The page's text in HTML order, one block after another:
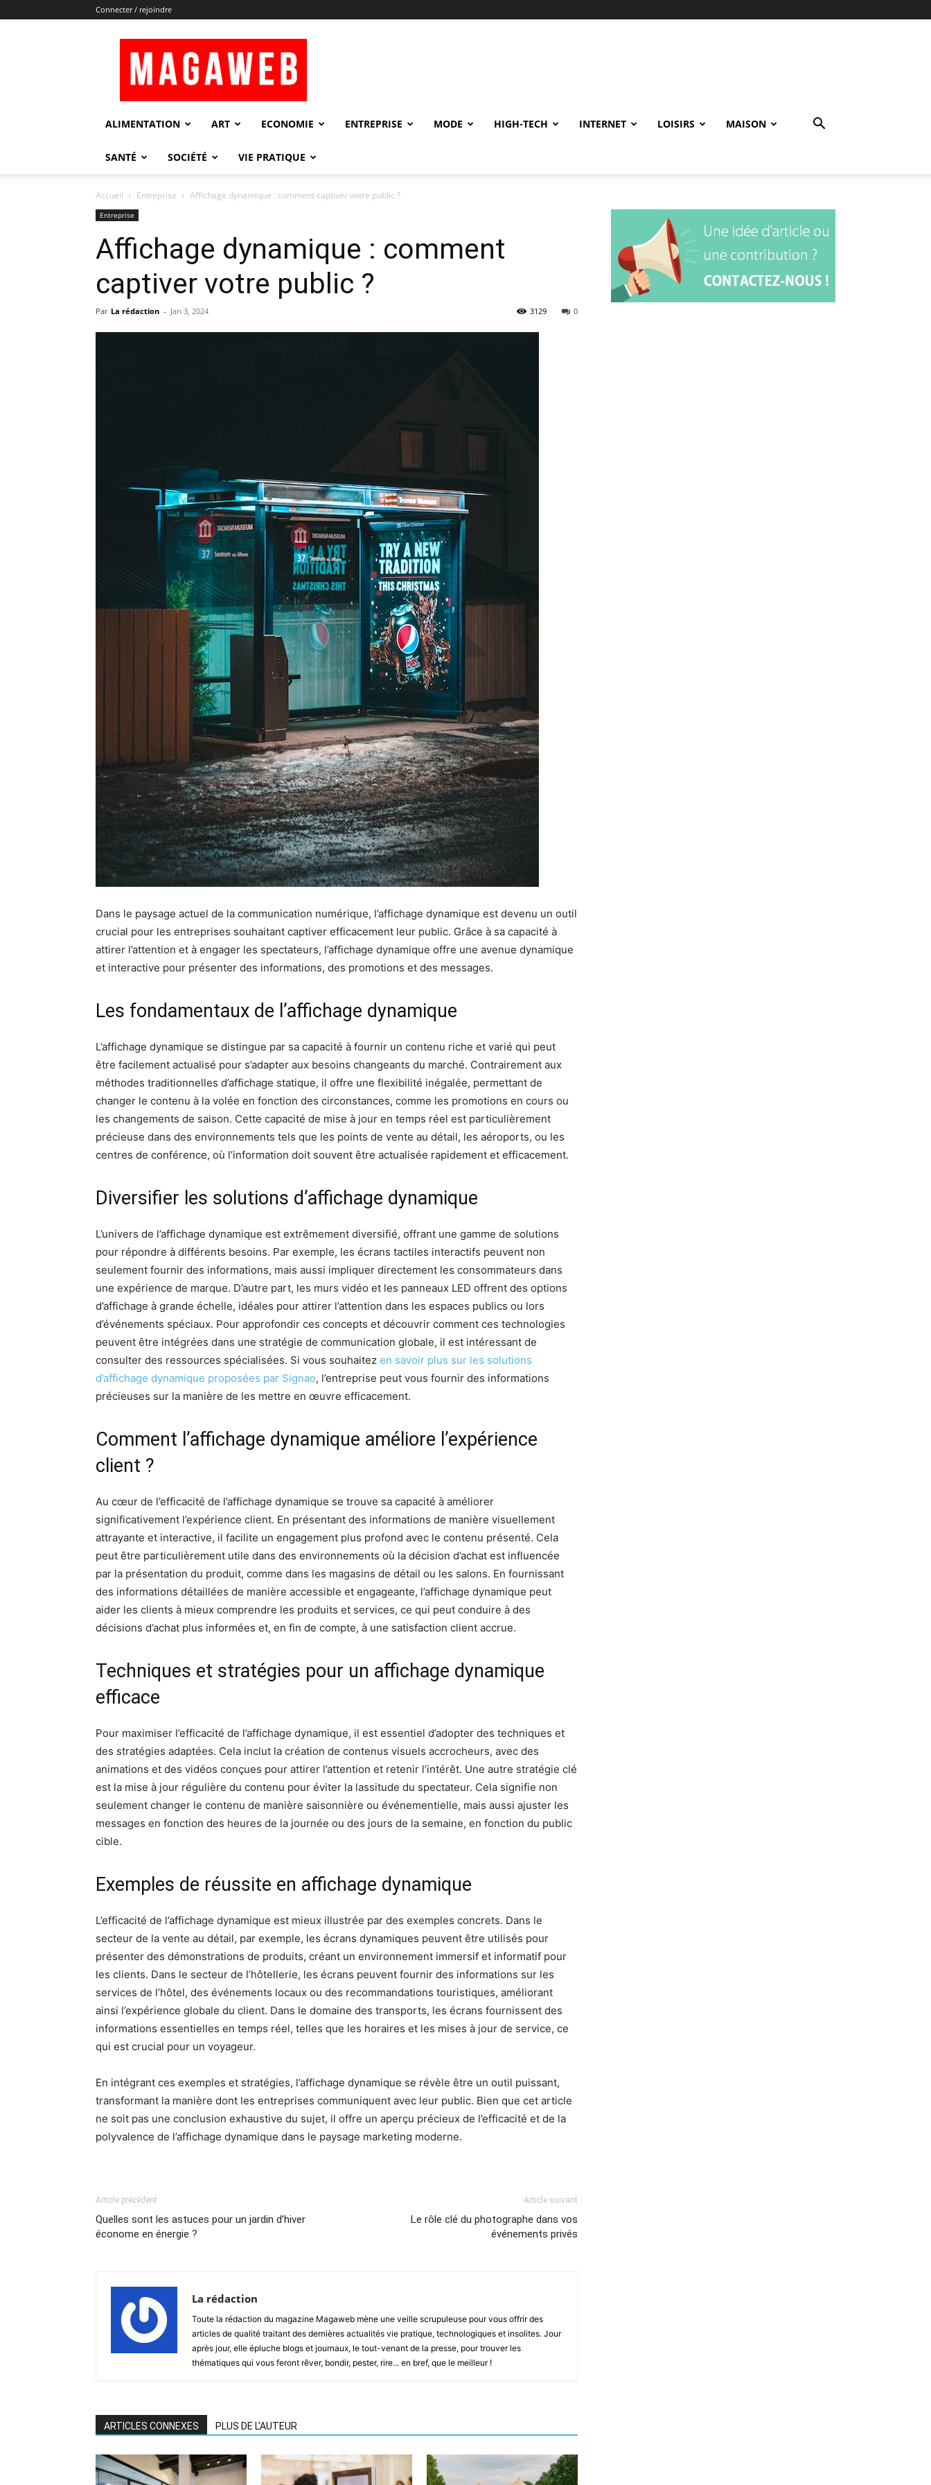
Connecter / rejoindre
ALIMENTATION ART ECONOMIE ENTREPRISE MODE HIGH-TECH INTERNET LOISIRS MAISON
SANTÉ SOCIÉTÉ VIE PRATIQUE
Accueil Entreprise Affichage dynamique : comment captiver votre public ?
Entreprise
Affichage dynamique : comment
captiver votre public ?
Par La rédaction - Jan 3, 2024 0
3129
Dans le paysage actuel de la communication numérique, l’affichage dynamique est devenu un outil
crucial pour les entreprises souhaitant captiver efficacement leur public. Grâce à sa capacité à
attirer l’attention et à engager les spectateurs, l’affichage dynamique offre une avenue dynamique
et interactive pour présenter des informations, des promotions et des messages.
Les fondamentaux de l’affichage dynamique
L’affichage dynamique se distingue par sa capacité à fournir un contenu riche et varié qui peut
être facilement actualisé pour s’adapter aux besoins changeants du marché. Contrairement aux
méthodes traditionnelles d’affichage statique, il offre une flexibilité inégalée, permettant de
changer le contenu à la volée en fonction des circonstances, comme les promotions en cours ou
les changements de saison. Cette capacité de mise à jour en temps réel est particulièrement
précieuse dans des environnements tels que les points de vente au détail, les aéroports, ou les
centres de conférence, où l’information doit souvent être actualisée rapidement et efficacement.
Diversifier les solutions d’affichage dynamique
L’univers de l’affichage dynamique est extrêmement diversifié, offrant une gamme de solutions
pour répondre à différents besoins. Par exemple, les écrans tactiles interactifs peuvent non
seulement fournir des informations, mais aussi impliquer directement les consommateurs dans
une expérience de marque. D’autre part, les murs vidéo et les panneaux LED offrent des options
d’affichage à grande échelle, idéales pour attirer l’attention dans les espaces publics ou lors
d’événements spéciaux. Pour approfondir ces concepts et découvrir comment ces technologies
peuvent être intégrées dans une stratégie de communication globale, il est intéressant de
consulter des ressources spécialisées. Si vous souhaitez en savoir plus sur les solutions
d’affichage dynamique proposées par Signao, l’entreprise peut vous fournir des informations
précieuses sur la manière de les mettre en œuvre efficacement.
Comment l’affichage dynamique améliore l’expérience
client ?
Au cœur de l’efficacité de l’affichage dynamique se trouve sa capacité à améliorer
significativement l’expérience client. En présentant des informations de manière visuellement
attrayante et interactive, il facilite un engagement plus profond avec le contenu présenté. Cela
peut être particulièrement utile dans des environnements où la décision d’achat est influencée
par la présentation du produit, comme dans les magasins de détail ou les salons. En fournissant
des informations détaillées de manière accessible et engageante, l’affichage dynamique peut
aider les clients à mieux comprendre les produits et services, ce qui peut conduire à des
décisions d’achat plus informées et, en fin de compte, à une satisfaction client accrue.
Techniques et stratégies pour un affichage dynamique
efficace
Pour maximiser l’efficacité de l’affichage dynamique, il est essentiel d’adopter des techniques et
des stratégies adaptées. Cela inclut la création de contenus visuels accrocheurs, avec des
animations et des vidéos conçues pour attirer l’attention et retenir l’intérêt. Une autre stratégie clé
est la mise à jour régulière du contenu pour éviter la lassitude du spectateur. Cela signifie non
seulement changer le contenu de manière saisonnière ou événementielle, mais aussi ajuster les
messages en fonction des heures de la journée ou des jours de la semaine, en fonction du public
cible.
Exemples de réussite en affichage dynamique
L’efficacité de l’affichage dynamique est mieux illustrée par des exemples concrets. Dans le
secteur de la vente au détail, par exemple, les écrans dynamiques peuvent être utilisés pour
présenter des démonstrations de produits, créant un environnement immersif et informatif pour
les clients. Dans le secteur de l’hôtellerie, les écrans peuvent fournir des informations sur les
services de l’hôtel, des événements locaux ou des recommandations touristiques, améliorant
ainsi l’expérience globale du client. Dans le domaine des transports, les écrans fournissent des
informations essentielles en temps réel, telles que les horaires et les mises à jour de service, ce
qui est crucial pour un voyageur.
En intégrant ces exemples et stratégies, l’affichage dynamique se révèle être un outil puissant,
transformant la manière dont les entreprises communiquent avec leur public. Bien que cet article
ne soit pas une conclusion exhaustive du sujet, il offre un aperçu précieux de l’efficacité et de la
polyvalence de l’affichage dynamique dans le paysage marketing moderne.
Article précédent
Quelles sont les astuces pour un jardin d’hiver
économe en énergie ?
Article suivant
Le rôle clé du photographe dans vos
événements privés
La rédaction
Toute la rédaction du magazine Magaweb mène une veille scrupuleuse pour vous offrir des
articles de qualité traitant des dernières actualités vie pratique, technologiques et insolites. Jour
après jour, elle épluche blogs et journaux, le tout-venant de la presse, pour trouver les
thématiques qui vous feront rêver, bondir, pester, rire... en bref, que le meilleur !
ARTICLES CONNEXES PLUS DE L'AUTEUR